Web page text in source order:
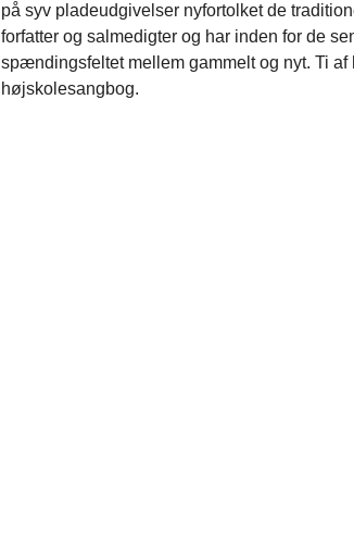
på syv pladeudgivelser nyfortolket de
forfatter og salmedigter og har inden for de
spændingsfeltet mellem gammelt og nyt. Ti af
højskolesangbog.